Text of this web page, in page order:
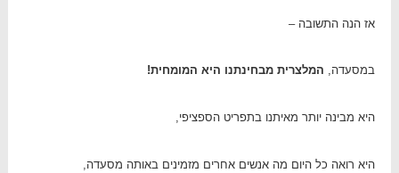
אז הנה התשובה –
במסעדה, המלצרית מבחינתנו היא המומחית!
היא מבינה יותר מאיתנו בתפריט הספציפי,
היא רואה כל היום מה אנשים אחרים מזמינים באותה מסעדה,